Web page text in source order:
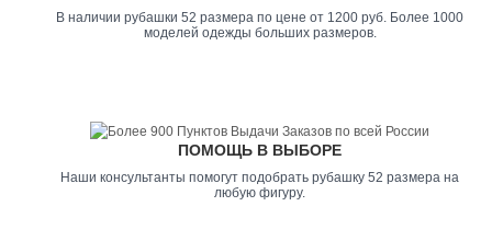
В наличии рубашки 52 размера по цене от 1200 руб. Более 1000
моделей одежды больших размеров.
ПОМОЩЬ В ВЫБОРЕ
Наши консультанты помогут подобрать рубашку 52 размера на
любую фигуру.